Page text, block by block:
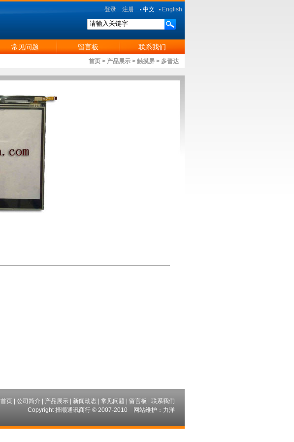
登录 注册 中文 English
常见问题 留言板 联系我们
首页 > 产品展示 > 触摸屏 > 多普达
首页 公司简介 产品展示 新闻动态 常见问题 留言板
联系我们
Copyright 择顺通讯商行 © 2007-2010
网站维护： 力洋